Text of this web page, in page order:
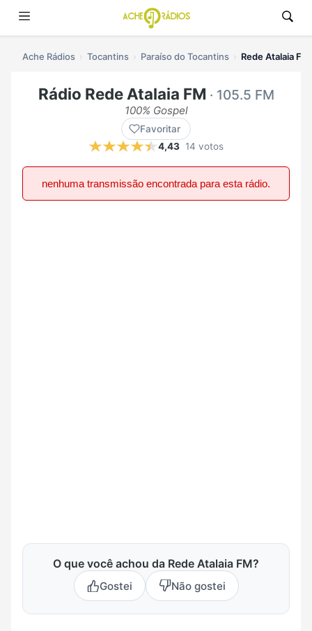
Ache Rádios Tocantins Paraíso do Tocantins Rede Atalaia
Rádio Rede Atalaia FM · 105.5 FM
100% Gospel
Favoritar
4,43 14 votos
nenhuma transmissão encontrada para esta rádio.
O que você achou da Rede Atalaia FM?
Gostei Não gostei